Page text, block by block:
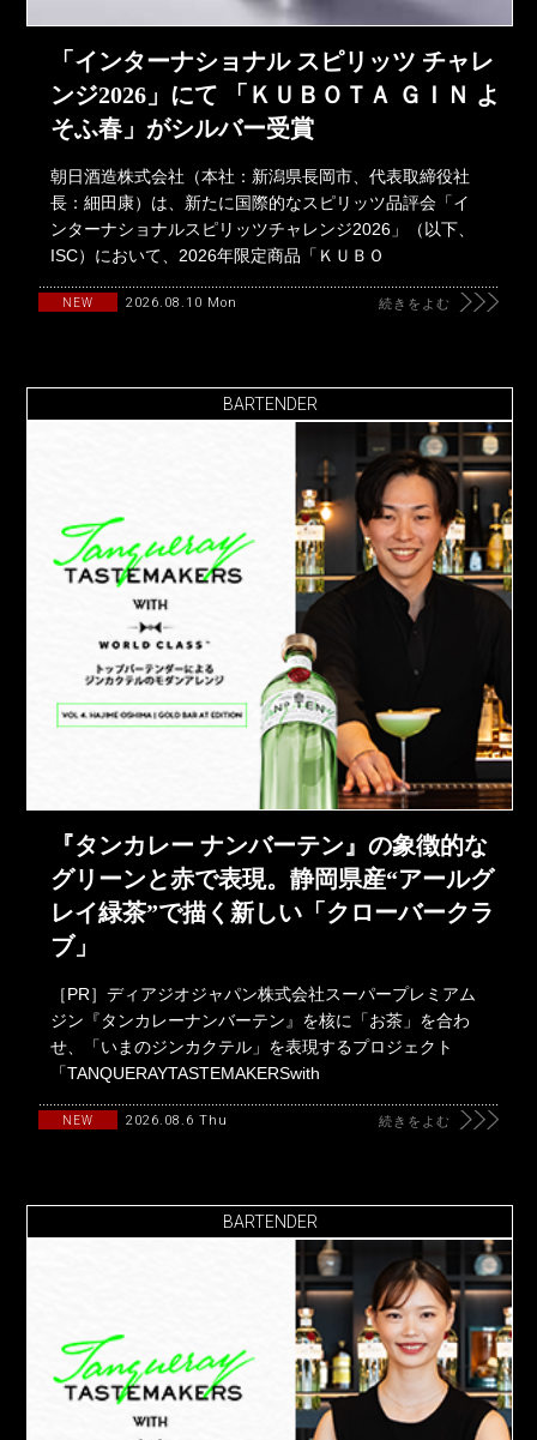
「インターナショナル スピリッツ チャレ
ンジ2026」にて 「ＫＵＢＯＴＡ ＧＩＮ よ
そふ春」がシルバー受賞
朝日酒造株式会社（本社：新潟県長岡市、代表取締役社
長：細田康）は、新たに国際的なスピリッツ品評会「イ
ンターナショナルスピリッツチャレンジ2026」（以下、
ISC）において、2026年限定商品「ＫＵＢＯ
NEW 2026.08.10 Mon 続きをよむ
BARTENDER
『タンカレー ナンバーテン』の象徴的な
グリーンと赤で表現。静岡県産“アールグ
レイ緑茶”で描く新しい「クローバークラ
ブ」
［PR］ディアジオジャパン株式会社スーパープレミアム
ジン『タンカレーナンバーテン』を核に「お茶」を合わ
せ、「いまのジンカクテル」を表現するプロジェクト
「TANQUERAYTASTEMAKERSwith
NEW 2026.08.6 Thu 続きをよむ
BARTENDER